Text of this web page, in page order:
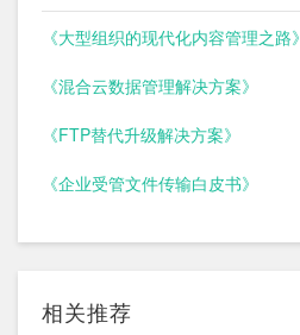
《大型组织的现代化内容管理之路》
《混合云数据管理解决方案》
《FTP替代升级解决方案》
《企业受管文件传输白皮书》
相关推荐